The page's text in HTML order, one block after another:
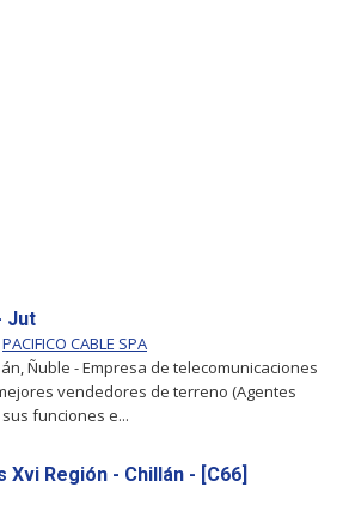
Jut
PACIFICO CABLE SPA
Ñuble - Empresa de telecomunicaciones
vendedores de terreno (Agentes
funciones e...
Xvi Región - Chillán - [C66]